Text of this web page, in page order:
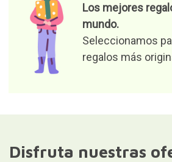
Los mejores
mundo.
Seleccionamos
regalos más
Disfruta nuestras